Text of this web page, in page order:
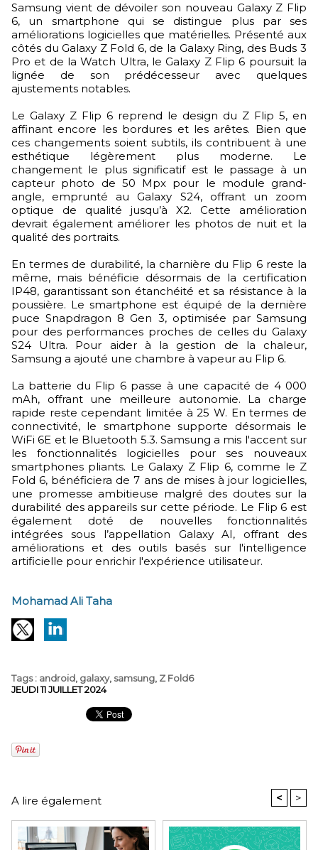
Samsung vient de dévoiler son nouveau Galaxy Z Flip
6, un smartphone qui se distingue plus par ses
améliorations logicielles que matérielles. Présenté aux
côtés du Galaxy Z Fold 6, de la Galaxy Ring, des Buds 3
Pro et de la Watch Ultra, le Galaxy Z Flip 6 poursuit la
lignée de son prédécesseur avec quelques
ajustements notables.
Le Galaxy Z Flip 6 reprend le design du Z Flip 5, en
affinant encore les bordures et les arêtes. Bien que
ces changements soient subtils, ils contribuent à une
esthétique légèrement plus moderne. Le
changement le plus significatif est le passage à un
capteur photo de 50 Mpx pour le module grand-
angle, emprunté au Galaxy S24, offrant un zoom
optique de qualité jusqu’à X2. Cette amélioration
devrait également améliorer les photos de nuit et la
qualité des portraits.
​En termes de durabilité, la charnière du Flip 6 reste la
même, mais bénéficie désormais de la certification
IP48, garantissant son étanchéité et sa résistance à la
poussière. Le smartphone est équipé de la dernière
puce Snapdragon 8 Gen 3, optimisée par Samsung
pour des performances proches de celles du Galaxy
S24 Ultra. Pour aider à la gestion de la chaleur,
Samsung a ajouté une chambre à vapeur au Flip 6.
La batterie du Flip 6 passe à une capacité de 4 000
mAh, offrant une meilleure autonomie. La charge
rapide reste cependant limitée à 25 W. En termes de
connectivité, le smartphone supporte désormais le
WiFi 6E et le Bluetooth 5.3. Samsung a mis l'accent sur
les fonctionnalités logicielles pour ses nouveaux
smartphones pliants. Le Galaxy Z Flip 6, comme le Z
Fold 6, bénéficiera de 7 ans de mises à jour logicielles,
une promesse ambitieuse malgré des doutes sur la
durabilité des appareils sur cette période. Le Flip 6 est
également doté de nouvelles fonctionnalités
intégrées sous l’appellation Galaxy AI, offrant des
améliorations et des outils basés sur l'intelligence
artificielle pour enrichir l'expérience utilisateur.
Mohamad Ali Taha
Tags: android, galaxy, samsung, Z Fold6
JEUDI 11 JUILLET 2024
A lire également < >